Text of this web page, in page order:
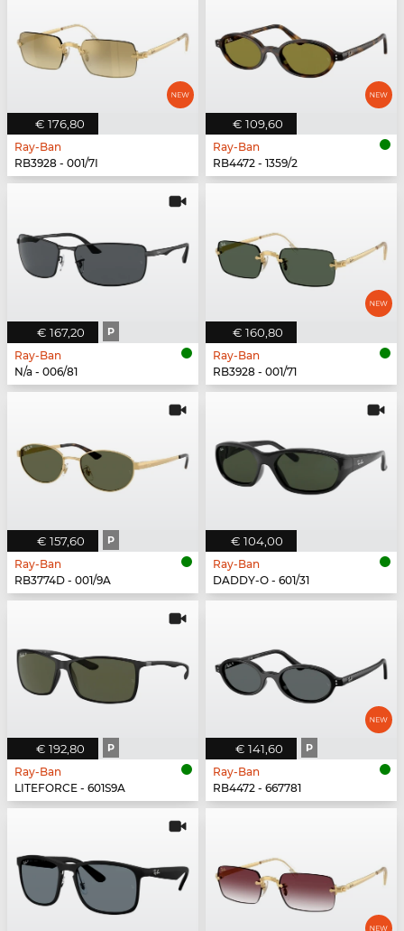
€ 176,80
Ray-Ban
RB3928 - 001/7I
€ 109,60
Ray-Ban
RB4472 - 1359/2
€ 167,20 P
Ray-Ban
N/a - 006/81
€ 160,80
Ray-Ban
RB3928 - 001/71
€ 157,60 P
Ray-Ban
RB3774D - 001/9A
€ 104,00
Ray-Ban
DADDY-O - 601/31
€ 192,80 P
Ray-Ban
LITEFORCE - 601S9A
€ 141,60 P
Ray-Ban
RB4472 - 667781